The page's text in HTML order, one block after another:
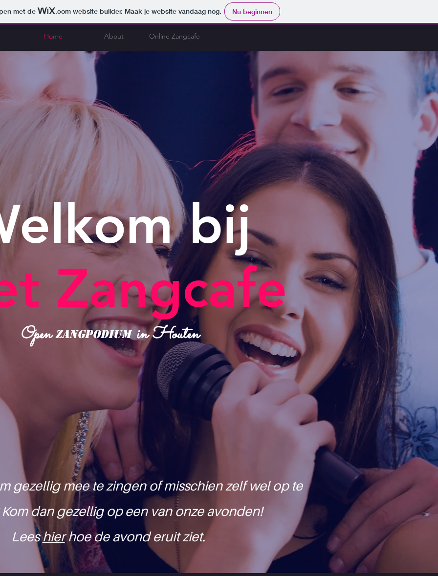
met de .com website builder. Maak je website vandaag nog. Nu beginnen
bij
Zangcafe
Open zangpodium in Houten
gezellig mee te zingen of misschien zelf wel op te
dan gezellig op een van onze avonden!
Leeshierhoe de avond eruit ziet. ​
Home About Online Zangcafe